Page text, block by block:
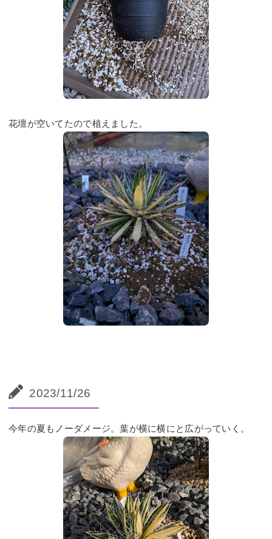
花壇が空いてたので植えました。
2023/11/26
今年の夏もノーダメージ。葉が横に横にと広がっていく。